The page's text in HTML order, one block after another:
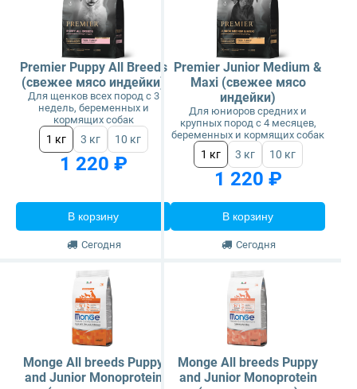
Premier Puppy All Breeds
(свежее мясо индейки)
Для щенков всех пород с 3
недель, беременных и
кормящих собак
1 кг 3 кг 10 кг
1 220 ₽
В корзину
Сегодня
Premier Junior Medium &
Maxi (свежее мясо
индейки)
Для юниоров средних и
крупных пород с 4 месяцев,
беременных и кормящих собак
1 кг 3 кг 10 кг
1 220 ₽
В корзину
Сегодня
Monge All breeds Puppy
and Junior Monoprotein
Monge All breeds Puppy
and Junior Monoprotein